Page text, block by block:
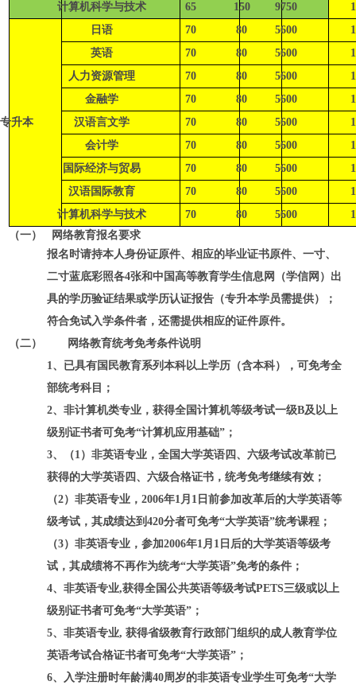
计算机科学与技术
65 150 9750
专升本
日语 70 80 5600
英语
70 80 5600
人力资源管理
70 80 5600
金融学
70 80 5600
汉语言文学
70 80 5600
会计学
70 80 5600
国际经济与贸易
70 80 5600
汉语国际教育
70 80 5600
计算机科学与技术
70 80 5600
（一）
网络教育报名要求
报名时请持本人身份证原件、相应的毕业证书原件、一寸、
二寸蓝底彩照各4张和中国高等教育学生信息网（学信网）出
具的学历验证结果或学历认证报告（专升本学员需提供）；
符合免试入学条件者，还需提供相应的证件原件。
（二）
网络教育统考免考条件说明
1、已具有国民教育系列本科以上学历（含本科），可免考全
部统考科目；
2、非计算机类专业，获得全国计算机等级考试一级B及以上
级别证书者可免考“计算机应用基础” ；
3、（1）非英语专业，全国大学英语四、六级考试改革前已
获得的大学英语四、六级合格证书，统考免考继续有效；
（2）非英语专业，2006年1月 1 日前参加改革后的大学英语等
级考试，其成绩达到420分者可免考“大学英语”统考课程；
（3）非英语专业，参加2006年1月 1 日后的大学英语等级考
试，其成绩将不再作为统考“大学英语”免考的条件；
4、非英语专业,获得全国公共英语等级考试PETS三级或以上
级别证书者可免考“大学英语” ；
5、非英语专业,获得省级教育行政部门组织的成人教育学位
英语考试合格证书者可免考“大学英语” ；
6、入学注册时年龄满40周岁的非英语专业学生可免考“大学